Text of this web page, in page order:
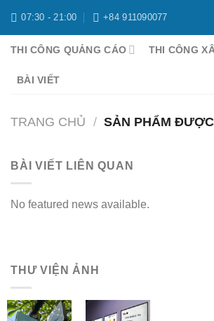
đến
07:30 - 21:00 +84 911090077
THI CÔNG QUẢNG CÁO THI CÔNG
BÀI VIẾT
TRANG CHỦ / SẢN PHẨM
BÀI VIẾT LIÊN QUAN
No featured news available.
THƯ VIỆN ẢNH